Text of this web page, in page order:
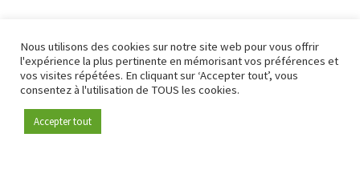
Devenez membre
Nous utilisons des cookies sur notre site web pour vous offrir
l'expérience la plus pertinente en mémorisant vos préférences et
vos visites répétées. En cliquant sur ‘Accepter tout’, vous
consentez à l'utilisation de TOUS les cookies.
Accepter tout